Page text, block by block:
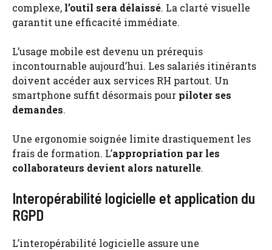
complexe, l’outil sera délaissé. La clarté visuelle
garantit une efficacité immédiate.
L’usage mobile est devenu un prérequis
incontournable aujourd’hui. Les salariés itinérants
doivent accéder aux services RH partout. Un
smartphone suffit désormais pour piloter ses
demandes.
Une ergonomie soignée limite drastiquement les
frais de formation. L’appropriation par les
collaborateurs devient alors naturelle.
Interopérabilité logicielle et application du
RGPD
L’interopérabilité logicielle assure une